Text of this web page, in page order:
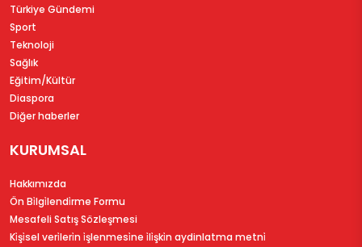
Türkiye Gündemi
Sport
Teknoloji
Sağlık
Eğitim/Kültür
Diaspora
Diğer haberler
KURUMSAL
Hakkımızda
Ön Bi̇lgi̇lendi̇rme Formu
Mesafeli Satış Sözleşmesi
Ki̇şi̇sel veri̇leri̇n i̇şlenmesi̇ne i̇li̇şki̇n aydinlatma metni̇